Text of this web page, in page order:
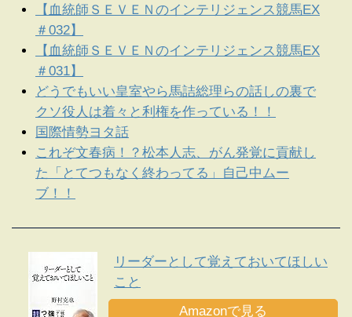
【血統師ＳＥＶＥＮのインテリジェンス競馬EX
＃032】
【血統師ＳＥＶＥＮのインテリジェンス競馬EX
＃031】
どうでもいい皇室やら馬詰総理らの話しの裏で
クソ役人は着々と利権を作っている！！
国際情勢ヨタ話
これぞ文春病！？松本人志、がん発覚に貢献し
た「とてつもなく終わってる」自己中ムー
ブ！！
リーダーとして覚えておいてほしい
こと
Amazonで見る